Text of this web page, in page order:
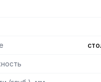
ребрами жесткости.